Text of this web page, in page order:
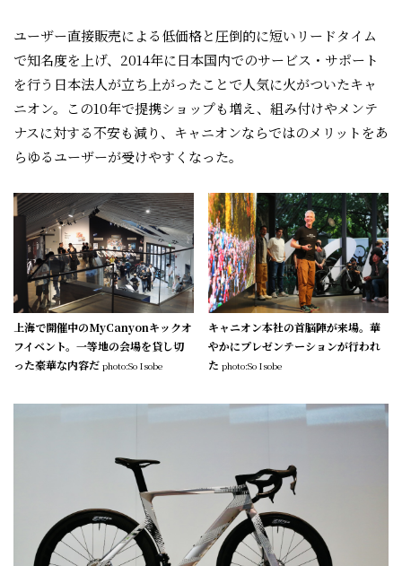
ユーザー直接販売による低価格と圧倒的に短いリードタイム
で知名度を上げ、2014年に日本国内でのサービス・サポート
を行う日本法人が立ち上がったことで人気に火がついたキャ
ニオン。この10年で提携ショップも増え、組み付けやメンテ
ナスに対する不安も減り、キャニオンならではのメリットをあ
らゆるユーザーが受けやすくなった。
上海で開催中のMyCanyonキックオ
フイベント。一等地の会場を貸し切
った豪華な内容だ photo:So Isobe
キャニオン本社の首脳陣が来場。華
やかにプレゼンテーションが行われ
たphoto:So Isobe